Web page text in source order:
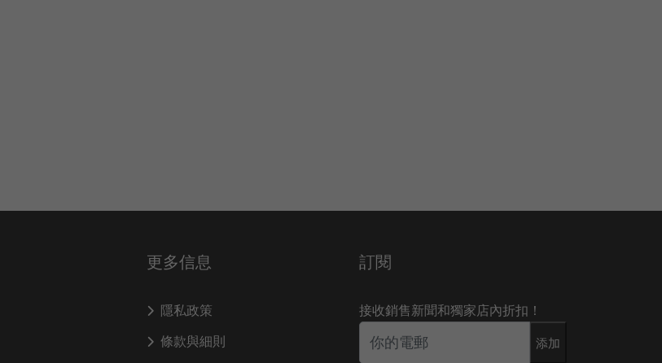
更多信息
隱私政策
條款與細則
訂閱
接收銷售新聞和獨家店內折扣！
添加